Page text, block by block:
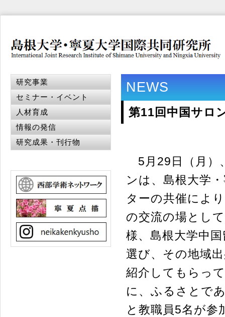
NEWS
第11回中国サロ
5月29日（月）
ンは、島根大学
ターの共催によ
の交流の場とし
様、島根大学中
選び、その地域
紹介してもらっ
に、ふるさとで
と教職員5名が参
研究事業
セミナー・イベント
人材育成
情報の発信
研究成果・刊行物